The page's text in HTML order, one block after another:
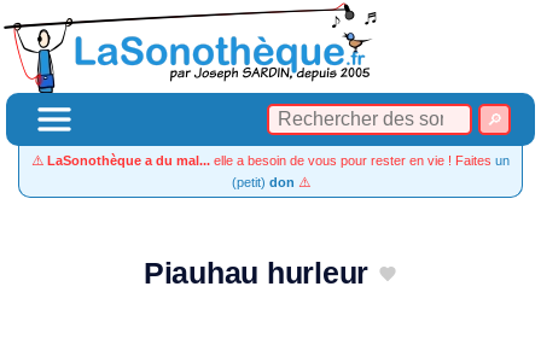
⚠️ LaSonothèque a du mal... elle a besoin de vous pour rester en vie ! Faites un
(petit) don ⚠️
Piauhau hurleur